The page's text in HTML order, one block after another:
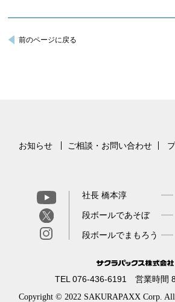
前のページに戻る
お知らせ ご相談・お問い合わせ
社長 橋本淳
段ボールであそぼ
段ボールでまもろう
TEL 076-436-6191 営業時間
Copyright © 2022 SAKURAPAXX Corp. All